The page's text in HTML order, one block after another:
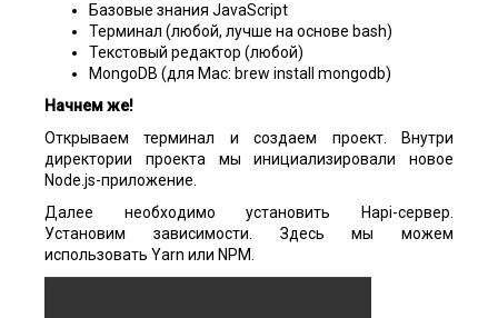
Базовые знания JavaScript
Терминал (любой, лучше на основе bash)
Текстовый редактор (любой)
MongoDB (для Mac: brew install mongodb)
Начнем же!
Открываем терминал и создаем проект. Внутри
директории проекта мы инициализировали новое
Node.js-приложение.
Далее необходимо установить Hapi-сервер.
Установим зависимости. Здесь мы можем
использовать Yarn или NPM.